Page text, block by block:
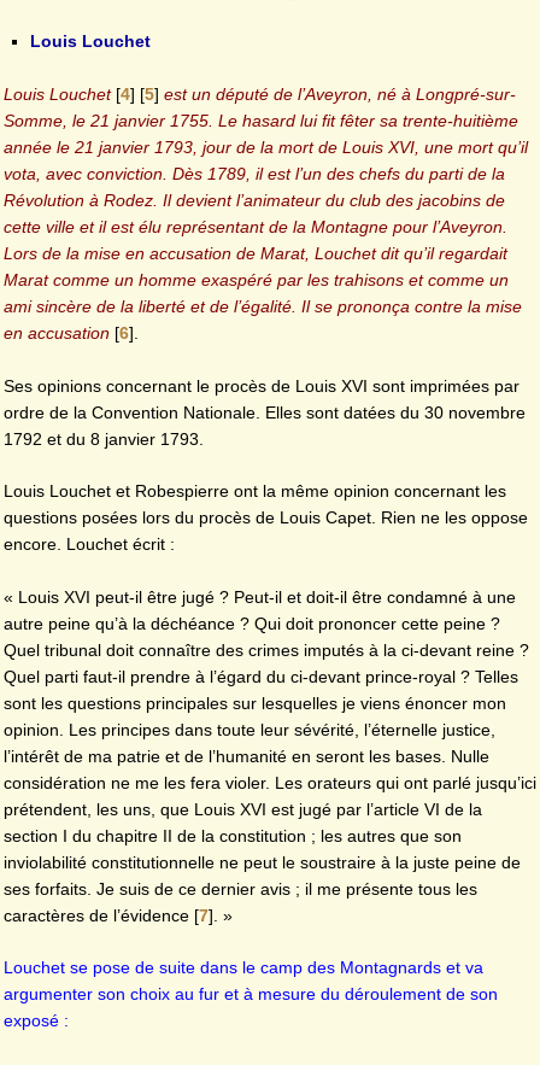
Louis Louchet
Louis Louchet[4] [5] est un député de l’Aveyron, né à Longpré-sur-
Somme, le 21 janvier 1755. Le hasard lui fit fêter sa trente-huitième
année le 21 janvier 1793, jour de la mort de Louis XVI, une mort qu’il
vota, avec conviction. Dès 1789, il est l’un des chefs du parti de la
Révolution à Rodez. Il devient l’animateur du club des jacobins de
cette ville et il est élu représentant de la Montagne pour l’Aveyron.
Lors de la mise en accusation de Marat, Louchet dit qu’il regardait
Marat comme un homme exaspéré par les trahisons et comme un
ami sincère de la liberté et de l’égalité. Il se prononça contre la mise
en accusation [6]
Ses opinions concernant le procès de Louis XVI sont imprimées par
ordre de la Convention Nationale. Elles sont datées du 30 novembre
1792 et du 8 janvier 1793.
Louis Louchet et Robespierre ont la même opinion concernant les
questions posées lors du procès de Louis Capet. Rien ne les oppose
encore. Louchet écrit :
« Louis XVI peut-il être jugé ? Peut-il et doit-il être condamné à une
autre peine qu’à la déchéance ? Qui doit prononcer cette peine ?
Quel tribunal doit connaître des crimes imputés à la ci-devant reine ?
Quel parti faut-il prendre à l’égard du ci-devant prince-royal ? Telles
sont les questions principales sur lesquelles je viens énoncer mon
opinion. Les principes dans toute leur sévérité, l’éternelle justice,
l’intérêt de ma patrie et de l’humanité en seront les bases. Nulle
considération ne me les fera violer. Les orateurs qui ont parlé jusqu’ici
prétendent, les uns, que Louis XVI est jugé par l’article VI de la
section I du chapitre II de la constitution ; les autres que son
inviolabilité constitutionnelle ne peut le soustraire à la juste peine de
ses forfaits. Je suis de ce dernier avis ; il me présente tous les
caractères de l’évidence [7] . »
Louchet se pose de suite dans le camp des Montagnards et va
argumenter son choix au fur et à mesure du déroulement de son
exposé :